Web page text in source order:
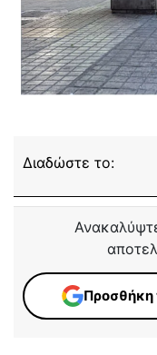
Διαδώστε το:
Προσθήκη